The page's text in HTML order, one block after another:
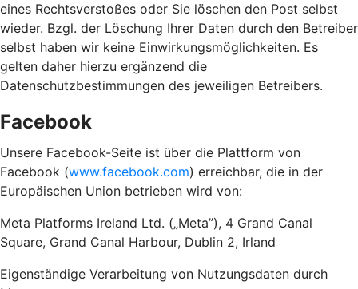
eines Rechtsverstoßes oder Sie löschen den Post selbst
wieder. Bzgl. der Löschung Ihrer Daten durch den Betreiber
selbst haben wir keine Einwirkungsmöglichkeiten. Es
gelten daher hierzu ergänzend die
Datenschutzbestimmungen des jeweiligen Betreibers.
Facebook
Unsere Facebook-Seite ist über die Plattform von
Facebook (www.facebook.com) erreichbar, die in der
Europäischen Union betrieben wird von:
Meta Platforms Ireland Ltd. („Meta”), 4 Grand Canal
Square, Grand Canal Harbour, Dublin 2, Irland
Eigenständige Verarbeitung von Nutzungsdaten durch